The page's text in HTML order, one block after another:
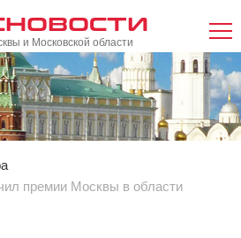
и Московской области
премии Москвы в области